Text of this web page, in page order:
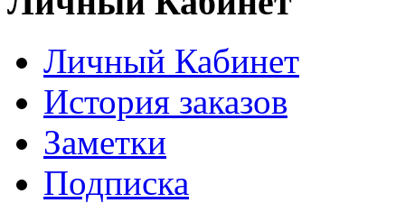
Личный Кабинет
История заказов
Заметки
Подписка